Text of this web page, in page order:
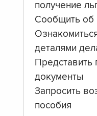
получение
Сообщить об
деталями
документы
Запросить
пособия